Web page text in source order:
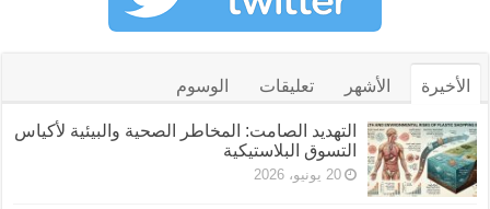
الأخيرة الأشهر تعليقات الوسوم
التهديد الصامت: المخاطر الصحية والبيئية لأكياس
التسوق البلاستيكية
20 يونيو، 2026